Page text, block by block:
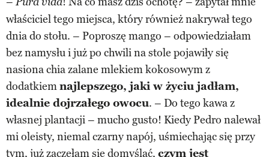
właściciel tego miejsca, który również nakrywał tego
dnia do stołu. – Poproszę mango – odpowiedziałam
bez namysłu i już po chwili na stole pojawiły się
nasiona chia zalane mlekiem kokosowym z
dodatkiemnajlepszego, jaki w życiu jadłam,
idealnie dojrzałego owocu. – Do tego kawa z
własnej plantacji – mucho gusto! Kiedy Pedro nalewał
mi oleisty, niemal czarny napój, uśmiechając się przy
tym, już zaczęłam się domyślać, czym jest